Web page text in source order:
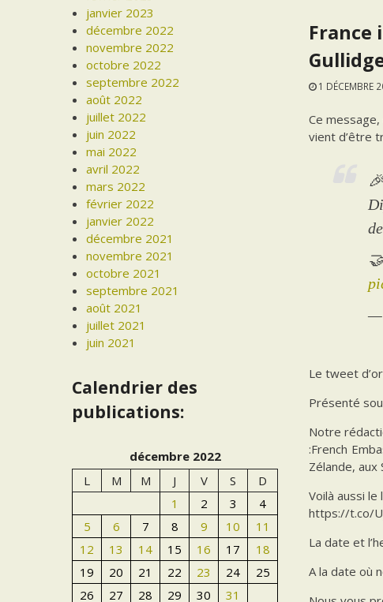
France
1 DÉCEMBRE
Ce
vient d’être
—
Le tweet
Présenté
Notre
:French
Zélande, aux
Voilà aussi le
https://t.co/
La date et
A la date où
janvier 2023
décembre 2022
novembre 2022
octobre 2022
septembre 2022
août 2022
juillet 2022
juin 2022
mai 2022
avril 2022
mars 2022
février 2022
janvier 2022
décembre 2021
novembre 2021
octobre 2021
septembre 2021
août 2021
juillet 2021
juin 2021
Calendrier des
publications:
décembre 2022
L
M M J V S
D
1
2 3
4
5
6 7 8 9 10
11
12
13 14 15 16 17
18
19
20 21 22 23 24
25
26
27 28 29 30 31